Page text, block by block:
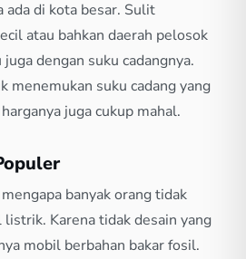
ada di kota besar. Sulit
atau bahkan daerah pelosok
dengan suku cadangnya.
menemukan suku cadang yang
juga cukup mahal.
banyak orang tidak
Karena tidak desain yang
mobil berbahan bakar fosil.